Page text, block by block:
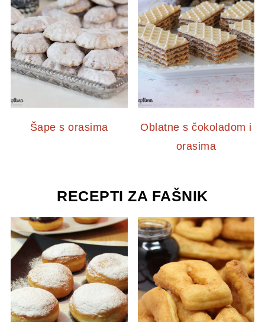
Šape s orasima
Oblatne s čokoladom i
orasima
RECEPTI ZA FAŠNIK